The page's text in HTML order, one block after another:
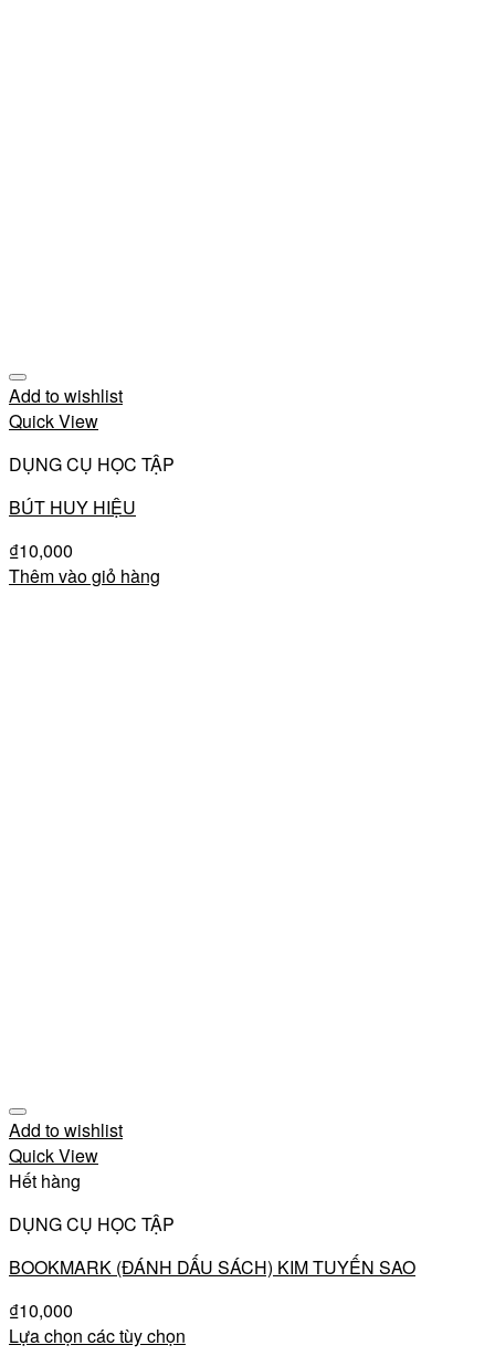
Add to wishlist
Quick View
DỤNG CỤ HỌC TẬP
BÚT HUY HIỆU
₫10,000
Thêm vào giỏ hàng
Add to wishlist
Quick View
Hết hàng
DỤNG CỤ HỌC TẬP
BOOKMARK (ĐÁNH DẤU SÁCH) KIM TUYẾN SAO
₫10,000
Lựa chọn các tùy chọn